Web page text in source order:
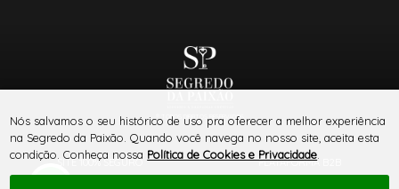
SITE 100% SEGURO PLATAFORMA B2B
® TODOS DIREITOS RESERVADOS
Nós salvamos o seu histórico de uso pra oferecer a melhor experiência
na Segredo da Paixão. Quando você navega no nosso site, aceita esta
condição. Conheça nossa Política de Cookies e Privacidade